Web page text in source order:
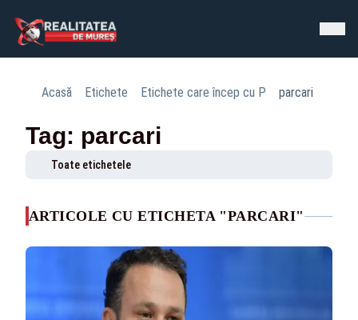
Acasă Etichete Etichete care încep cu P parcari
Tag: parcari
Toate etichetele
ARTICOLE CU ETICHETA "PARCARI"